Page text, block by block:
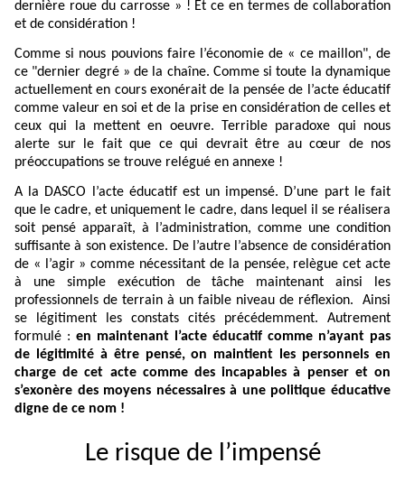
dernière roue du carrosse » ! Et ce en termes de collaboration
et de considération !
Comme si nous pouvions faire l’économie de « ce maillon", de
ce "dernier degré » de la chaîne. Comme si toute la dynamique
actuellement en cours exonérait de la pensée de l’acte éducatif
comme valeur en soi et de la prise en considération de celles et
ceux qui la mettent en oeuvre. Terrible paradoxe qui nous
alerte sur le fait que ce qui devrait être au cœur de nos
préoccupations se trouve relégué en annexe !
A la DASCO l’acte éducatif est un impensé. D’une part le fait
que le cadre, et uniquement le cadre, dans lequel il se réalisera
soit pensé apparaît, à l’administration, comme une condition
suffisante à son existence. De l’autre l’absence de considération
de « l’agir » comme nécessitant de la pensée, relègue cet acte
à une simple exécution de tâche maintenant ainsi les
professionnels de terrain à un faible niveau de réflexion. Ainsi
se légitiment les constats cités précédemment. Autrement
formulé : en maintenant l’acte éducatif comme n’ayant pas
de légitimité à être pensé, on maintient les personnels en
charge de cet acte comme des incapables à penser et on
s’exonère des moyens nécessaires à une politique éducative
digne de ce nom !
Le risque de l’impensé